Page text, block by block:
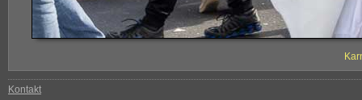
Kontakt